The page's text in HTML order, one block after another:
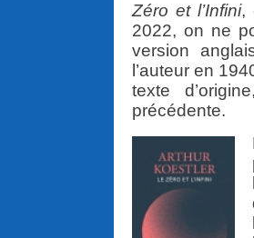
Zéro et l’Infini,
2022, on ne
version
l’auteur en
texte
précédente.